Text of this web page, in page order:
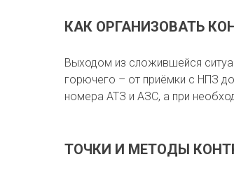
КАК ОРГАНИЗОВАТЬ
Выходом из сложившейся
горючего – от приёмки с НПЗ
номера АТЗ и АЗС, а при
ТОЧКИ И МЕТОДЫ